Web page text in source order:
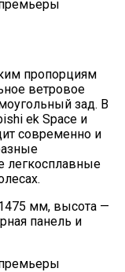
пропорциям
ветровое
зад. В
ek Space и
современно и
легкосплавные
мм, высота —
панель и